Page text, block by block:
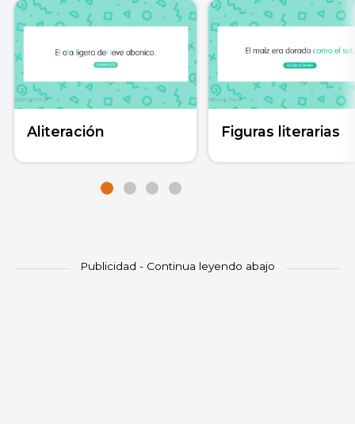
Aliteración Figuras literarias